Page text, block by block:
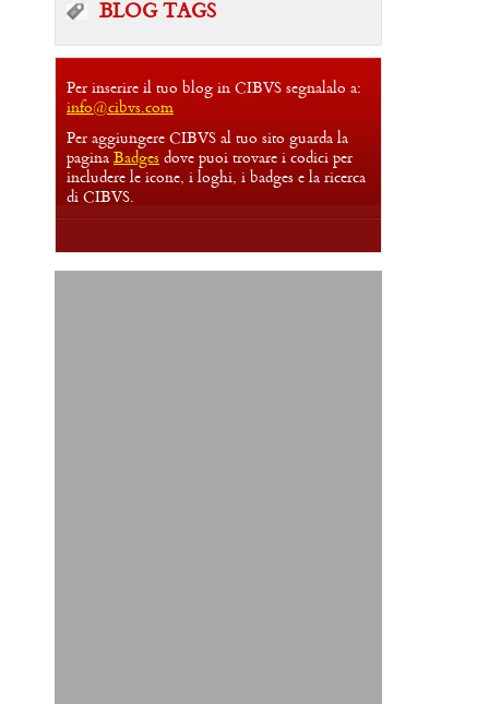
BLOG TAGS
Per inserire il tuo blog in CIBVS segnalalo a:
info@cibvs.com
Per aggiungere CIBVS al tuo sito guarda la
pagina Badges dove puoi trovare i codici per
includere le icone, i loghi, i badges e la ricerca
di CIBVS.